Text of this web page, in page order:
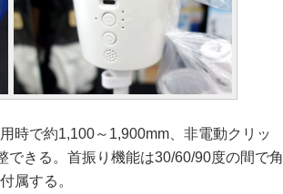
時で約1,100～1,900mm、非電動クリッ
きる。首振り機能は30/60/90度の間で角
属する。